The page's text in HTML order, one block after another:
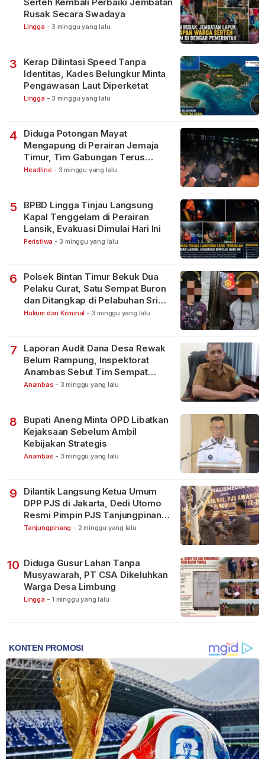
Rusak Secara Swadaya
Lingga - 3 minggu yang lalu
3
Kerap Dilintasi Speed Tanpa
Identitas, Kades Belungkur Minta
Pengawasan Laut Diperketat
Lingga - 3 minggu yang lalu
4
Diduga Potongan Mayat
Mengapung di Perairan Jemaja
Timur, Tim Gabungan Terus
Lakukan Pencarian
Headline - 3 minggu yang lalu
5
BPBD Lingga Tinjau Langsung
Kapal Tenggelam di Perairan
Lansik, Evakuasi Dimulai Hari Ini
Peristiwa - 3 minggu yang lalu
6
Polsek Bintan Timur Bekuk Dua
Pelaku Curat, Satu Sempat Buron
dan Ditangkap di Pelabuhan Sri
Bintan Pura
Hukum dan Kriminal - 3 minggu yang lalu
7
Laporan Audit Dana Desa Rewak
Belum Rampung, Inspektorat
Anambas Sebut Tim Sempat
Terbagi Tangani Kasus Lain
Anambas - 3 minggu yang lalu
8
Bupati Aneng Minta OPD Libatkan
Kejaksaan Sebelum Ambil
Kebijakan Strategis
Anambas - 3 minggu yang lalu
9
Dilantik Langsung Ketua Umum
DPP PJS di Jakarta, Dedi Utomo
Resmi Pimpin PJS Tanjungpinang-
Bintan
Tanjungpinang - 2 minggu yang lalu
10 Diduga Gusur Lahan Tanpa
Musyawarah, PT CSA Dikeluhkan
Warga Desa Limbung
Lingga - 1 minggu yang lalu